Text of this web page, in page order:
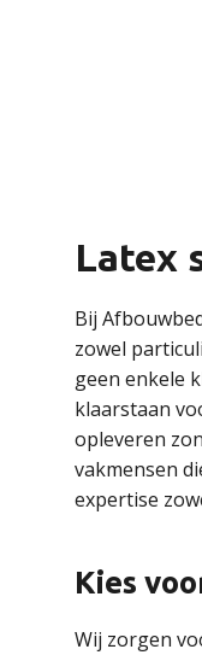
Latex
Bij
zowel
geen enkele
klaarstaan
opleveren
vakmensen
expertise
Kies
Wij zorgen